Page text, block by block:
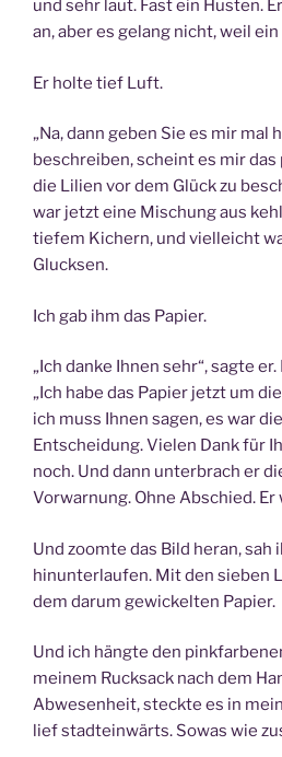
und sehr laut. Fast ein Husten.
an, aber es gelang nicht, weil
Er holte tief Luft.
„Na, dann geben Sie es mir mal
beschreiben, scheint es mir
die Lilien vor dem Glück zu
war jetzt eine Mischung aus
tiefem Kichern, und vielleicht
Glucksen.
Ich gab ihm das Papier.
„Ich danke Ihnen sehr“, sagte
„Ich habe das Papier jetzt um
ich muss Ihnen sagen, es war
Entscheidung. Vielen Dank für
noch. Und dann unterbrach er
Vorwarnung. Ohne Abschied.
Und zoomte das Bild heran, sah
hinunterlaufen. Mit den sieben
dem darum gewickelten Papier.
Und ich hängte den
meinem Rucksack nach dem
Abwesenheit, steckte es in
lief stadteinwärts. Sowas wie